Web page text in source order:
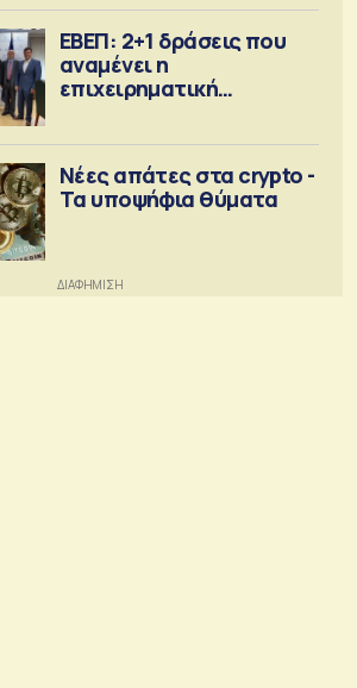
ΕΒΕΠ: 2+1 δράσεις που
αναμένει η
επιχειρηματική
Νέες απάτες στα crypto -
Τα υποψήφια θύματα